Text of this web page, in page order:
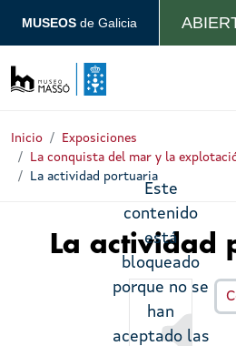
MUSEOS de Galicia
Inicio
Exposiciones
La conquista del mar y la
La actividad portuaria
La actividad
Escoitar
Este
contenido
está
bloqueado
porque no se
han
aceptado las